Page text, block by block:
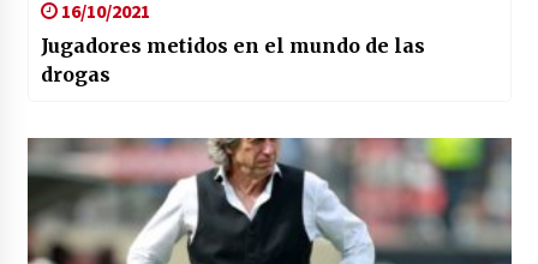
16/10/2021
Jugadores metidos en el mundo de las
drogas